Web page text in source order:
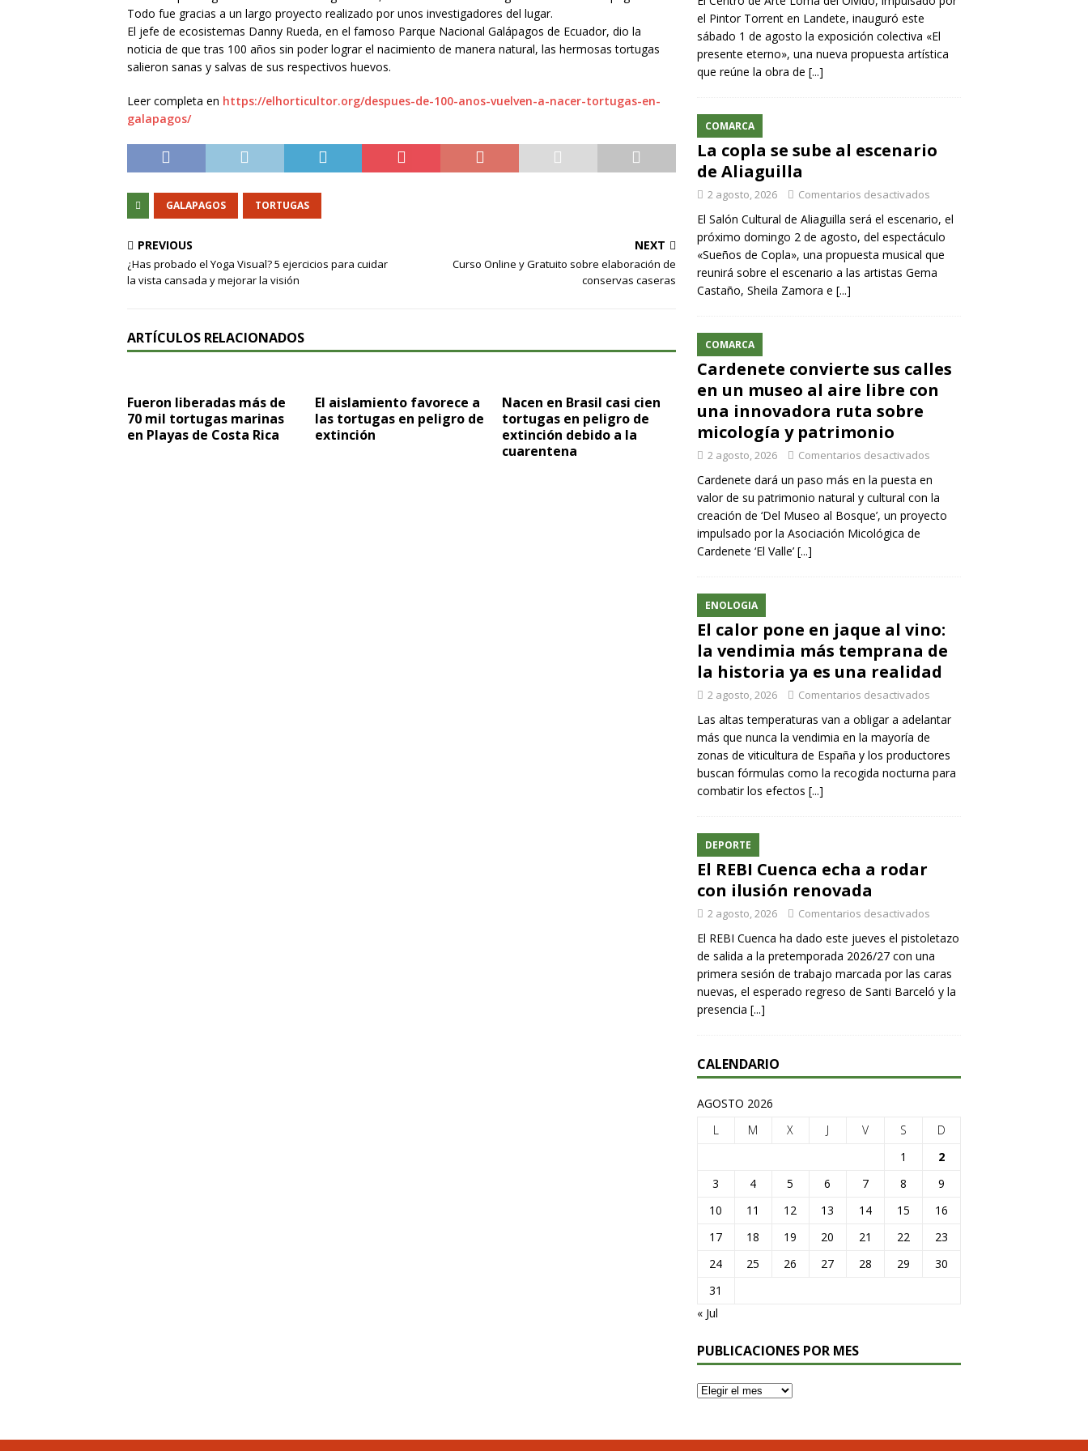
Todo fue gracias a un largo proyecto realizado por unos investigadores del lugar.
El jefe de ecosistemas Danny Rueda, en el famoso Parque Nacional Galápagos de Ecuador, dio la
noticia de que tras 100 años sin poder lograr el nacimiento de manera natural, las hermosas tortugas
salieron sanas y salvas de sus respectivos huevos.
Leer completa en https://elhorticultor.org/despues-de-100-anos-vuelven-a-nacer-tortugas-en-
galapagos/
GALAPAGOS TORTUGAS
PREVIOUS
¿Has probado el Yoga Visual? 5 ejercicios para cuidar
la vista cansada y mejorar la visión
NEXT
Curso Online y Gratuito sobre elaboración de
conservas caseras
ARTÍCULOS RELACIONADOS
Fueron liberadas más de
70 mil tortugas marinas
en Playas de Costa Rica
El aislamiento favorece a
las tortugas en peligro de
extinción
Nacen en Brasil casi cien
tortugas en peligro de
extinción debido a la
cuarentena
el Pintor Torrent en Landete, inauguró este
sábado 1 de agosto la exposición colectiva «El
presente eterno», una nueva propuesta artística
que reúne la obra de [...]
COMARCA
La copla se sube al escenario
de Aliaguilla
2 agosto, 2026 Comentarios desactivados
El Salón Cultural de Aliaguilla será el escenario, el
próximo domingo 2 de agosto, del espectáculo
«Sueños de Copla», una propuesta musical que
reunirá sobre el escenario a las artistas Gema
Castaño, Sheila Zamora e [...]
COMARCA
Cardenete convierte sus calles
en un museo al aire libre con
una innovadora ruta sobre
micología y patrimonio
2 agosto, 2026 Comentarios desactivados
Cardenete dará un paso más en la puesta en
valor de su patrimonio natural y cultural con la
creación de ‘Del Museo al Bosque’, un proyecto
impulsado por la Asociación Micológica de
Cardenete ‘El Valle’ [...]
ENOLOGIA
El calor pone en jaque al vino:
la vendimia más temprana de
la historia ya es una realidad
2 agosto, 2026 Comentarios desactivados
Las altas temperaturas van a obligar a adelantar
más que nunca la vendimia en la mayoría de
zonas de viticultura de España y los productores
buscan fórmulas como la recogida nocturna para
combatir los efectos [...]
DEPORTE
El REBI Cuenca echa a rodar
con ilusión renovada
2 agosto, 2026 Comentarios desactivados
El REBI Cuenca ha dado este jueves el pistoletazo
de salida a la pretemporada 2026/27 con una
primera sesión de trabajo marcada por las caras
nuevas, el esperado regreso de Santi Barceló y la
presencia [...]
CALENDARIO
AGOSTO 2026
L
M X J V S
D
1
2
3
4 5 6 7 8
9
10
11 12 13 14 15
16
17
18 19 20 21 22
23
24
25 26 27 28 29
30
31
« Jul
PUBLICACIONES POR MES